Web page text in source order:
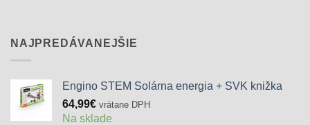
NAJPREDÁVANEJŠIE
Engino STEM Solárna energia + SVK knižka
64,99€ vrátane DPH
Na sklade